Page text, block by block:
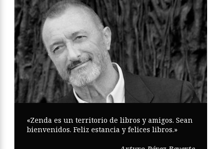
«Zenda es un territorio de libros y amigos. Sean
bienvenidos. Feliz estancia y felices libros.»